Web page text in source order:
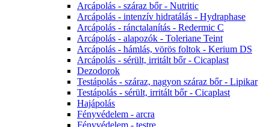
Arcápolás - száraz bőr - Nutritic
Arcápolás - intenzív hidratálás - Hydraphase
Arcápolás - ránctalanítás - Redermic C
Arcápolás - alapozók - Toleriane Teint
Arcápolás - hámlás, vörös foltok - Kerium DS
Arcápolás - sérült, irritált bőr - Cicaplast
Dezodorok
Testápolás - száraz, nagyon száraz bőr - Lipikar
Testápolás - sérült, irritált bőr - Cicaplast
Hajápolás
Fényvédelem - arcra
Fényvédelem - testre